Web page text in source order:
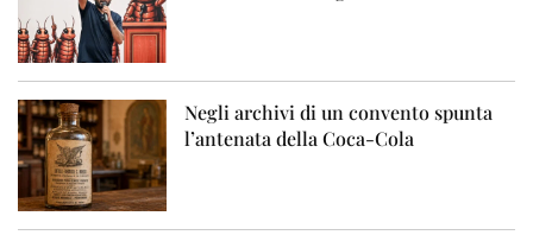
Negli archivi di un convento spunta
l’antenata della Coca-Cola